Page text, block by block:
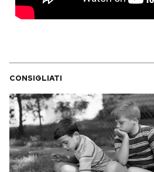
CONSIGLIATI